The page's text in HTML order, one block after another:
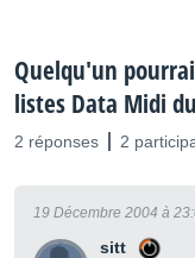
Quelqu'un
listes Data Midi
2 réponses 2
sitt
19 Décembre 2004 à